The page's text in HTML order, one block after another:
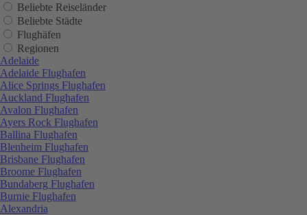
Beliebte Reiseländer
Beliebte Städte
Flughäfen
Regionen
Adelaide
Adelaide Flughafen
Alice Springs Flughafen
Auckland Flughafen
Avalon Flughafen
Ayers Rock Flughafen
Ballina Flughafen
Blenheim Flughafen
Brisbane Flughafen
Broome Flughafen
Bundaberg Flughafen
Burnie Flughafen
Alexandria